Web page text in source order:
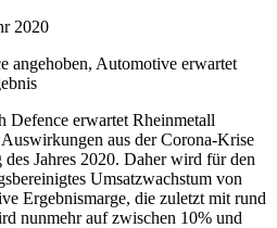
2020
angehoben, Automotive erwartet
Defence erwartet Rheinmetall
aus der Corona-Krise
Jahres 2020. Daher wird für den
Umsatzwachstum von
Ergebnismarge, die zuletzt mit rund
nunmehr auf zwischen 10% und